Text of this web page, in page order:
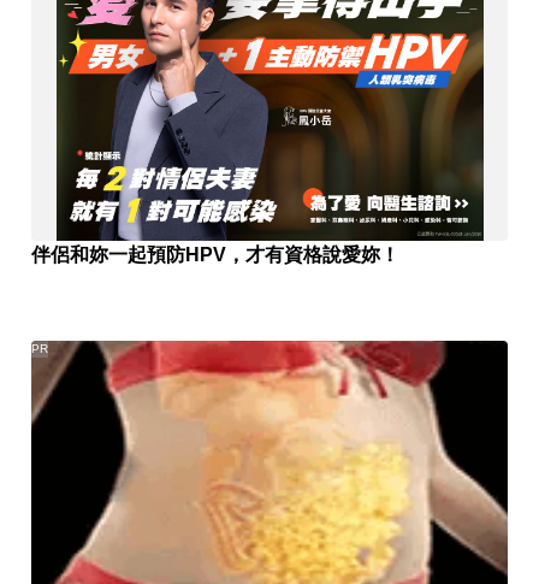
伴侶和妳一起預防HPV，才有資格說愛妳！
PR